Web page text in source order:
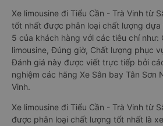
Xe limousine đi Tiểu Cần - Trà Vinh từ
tốt nhất được phân loại chất lượng
5 của khách hàng với các tiêu chí như:
limousine, Đúng giờ, Chất lượng phục
Đánh giá này được viết trực tiếp bởi
nghiệm các hãng Xe Sân bay Tân Sơn
Vinh.
Xe limousine đi Tiểu Cần - Trà Vinh từ
được phân loại chất lượng tốt nhất là